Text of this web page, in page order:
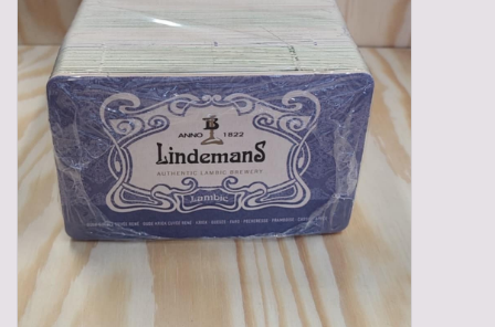
Lege kratten
Manden/Kratten
Mixdozen
Streekproducten
Sweets